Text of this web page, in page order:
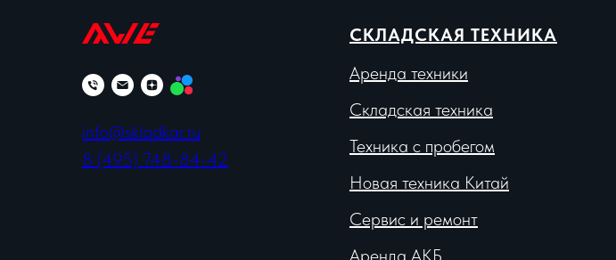
info@skladkar.ru
8 (495) 748-84-42
СКЛАДСКАЯ ТЕХНИКА
Аренда техники
Складская техника
Техника с пробегом
Новая техника Китай
Сервис и ремонт
Аренда АКБ